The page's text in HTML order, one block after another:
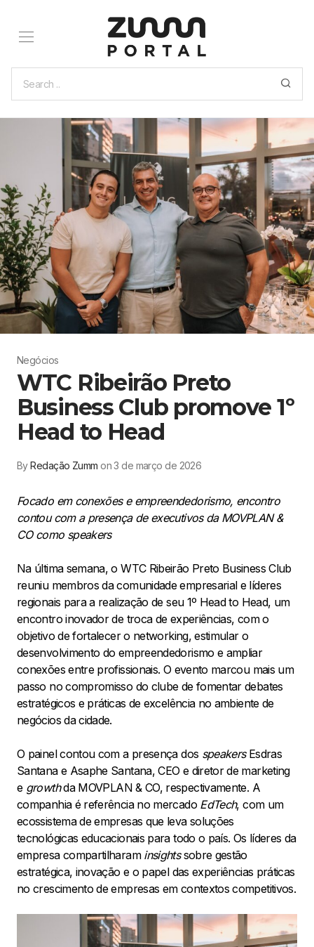
Negócios
WTC Ribeirão Preto
Business Club promove 1º
Head to Head
ByRedação Zumm on 3 de março de 2026
Focado em conexões e empreendedorismo, encontro
contou com a presença de executivos da MOVPLAN &
CO como speakers
Na última semana, o WTC Ribeirão Preto Business Club
reuniu membros da comunidade empresarial e líderes
regionais para a realização de seu 1º Head to Head, um
encontro inovador de troca de experiências, com o
objetivo de fortalecer o networking, estimular o
desenvolvimento do empreendedorismo e ampliar
conexões entre profissionais. O evento marcou mais um
passo no compromisso do clube de fomentar debates
estratégicos e práticas de excelência no ambiente de
negócios da cidade.
O painel contou com a presença dos speakersEsdras
Santana e Asaphe Santana, CEO e diretor de marketing
e growthda MOVPLAN & CO, respectivamente. A
companhia é referência no mercado EdTech, com um
ecossistema de empresas que leva soluções
tecnológicas educacionais para todo o país. Os líderes da
empresa compartilharam insightssobre gestão
estratégica, inovação e o papel das experiências práticas
no crescimento de empresas em contextos competitivos.